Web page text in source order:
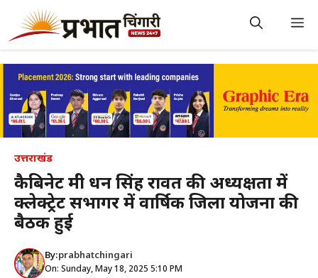
content
उत्तराखंड
कैबिनेट मंत्री धन सिंह रावत की अध्यक्षता में
क्लेक्ट्रेट सभागर में वार्षिक जिला योजना की
बैठक हुई
By:prabhatchingari
On: Sunday, May 18, 2025 5:10 PM